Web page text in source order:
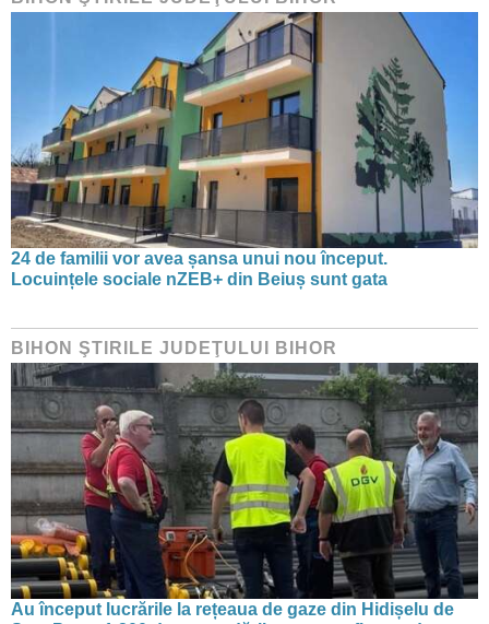
24 de familii vor avea șansa unui nou început.
Locuințele sociale nZEB+ din Beiuș sunt gata
BIHON ŞTIRILE JUDEŢULUI BIHOR
Au început lucrările la rețeaua de gaze din Hidișelu de